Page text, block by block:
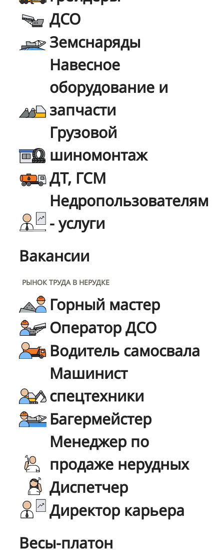
ДСО
Земснаряды
Навесное
оборудование и
запчасти
Грузовой
шиномонтаж
ДТ, ГСМ
Недропользователям
- услуги
Вакансии
РЫНОК ТРУДА В НЕРУДКЕ
Горный мастер
Оператор ДСО
Водитель самосвала
Машинист
спецтехники
Багермейстер
Менеджер по
продаже нерудных
Диспетчер
Директор карьера
Весы-платон